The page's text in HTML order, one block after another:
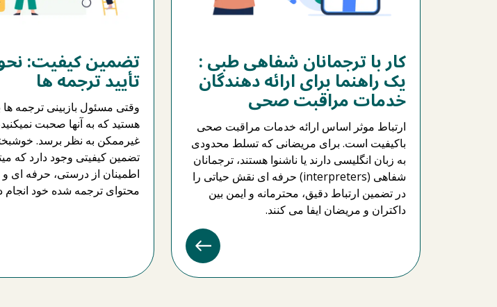
کار با ترجمانان شفاهی طبی :
یک راهنما برای ارائه دهندگان
خدمات مراقبت صحی
ارتباط موثر اساس ارائه خدمات مراقبت صحی
باکیفیت است. برای مریضانی که تسلط محدودی
به زبان انگلیسی دارند یا ناشنوا هستند، ترجمانان
شفاهی (interpreters) حرفه ای نقش حیاتی را
در تضمین ارتباط دقیق، محترمانه و ایمن بین
داکتران و مریضان ایفا می کنند.
تضمین کیفیت:
تأیید ترجمه‌ ها
وقتی مسئول بازبینی ترجمه ‌ها
هستید که به آنها صحبت
غیرممکن به نظر برسد.
تضمین کیفیتی وجود دارد که
اطمینان از درستی، حرفه‌ ای
محتوای ترجمه شده خود انجام